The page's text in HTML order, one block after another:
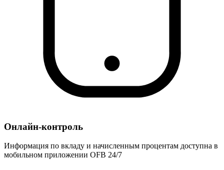
Онлайн-контроль
Информация по вкладу и начисленным процентам доступна в
мобильном приложении OFB 24/7